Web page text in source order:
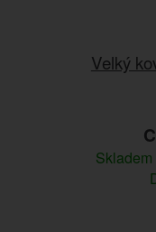
Velký
Skladem